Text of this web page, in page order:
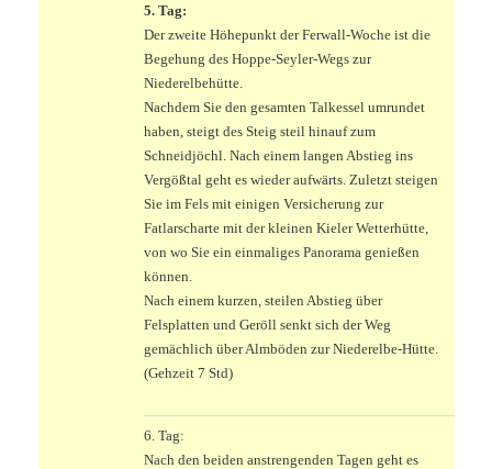
5. Tag:
Der zweite Höhepunkt der Ferwall-Woche ist die
Begehung des Hoppe-Seyler-Wegs zur
Niederelbehütte.
Nachdem Sie den gesamten Talkessel umrundet
haben, steigt des Steig steil hinauf zum
Schneidjöchl. Nach einem langen Abstieg ins
Vergößtal geht es wieder aufwärts. Zuletzt steigen
Sie im Fels mit einigen Versicherung zur
Fatlarscharte mit der kleinen Kieler Wetterhütte,
von wo Sie ein einmaliges Panorama genießen
können.
Nach einem kurzen, steilen Abstieg über
Felsplatten und Geröll senkt sich der Weg
gemächlich über Almböden zur Niederelbe-Hütte.
(Gehzeit 7 Std)
6. Tag:
Nach den beiden anstrengenden Tagen geht es